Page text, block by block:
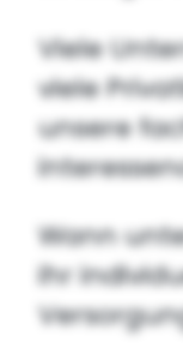
Viele
viele
unsere
Wann
ihr